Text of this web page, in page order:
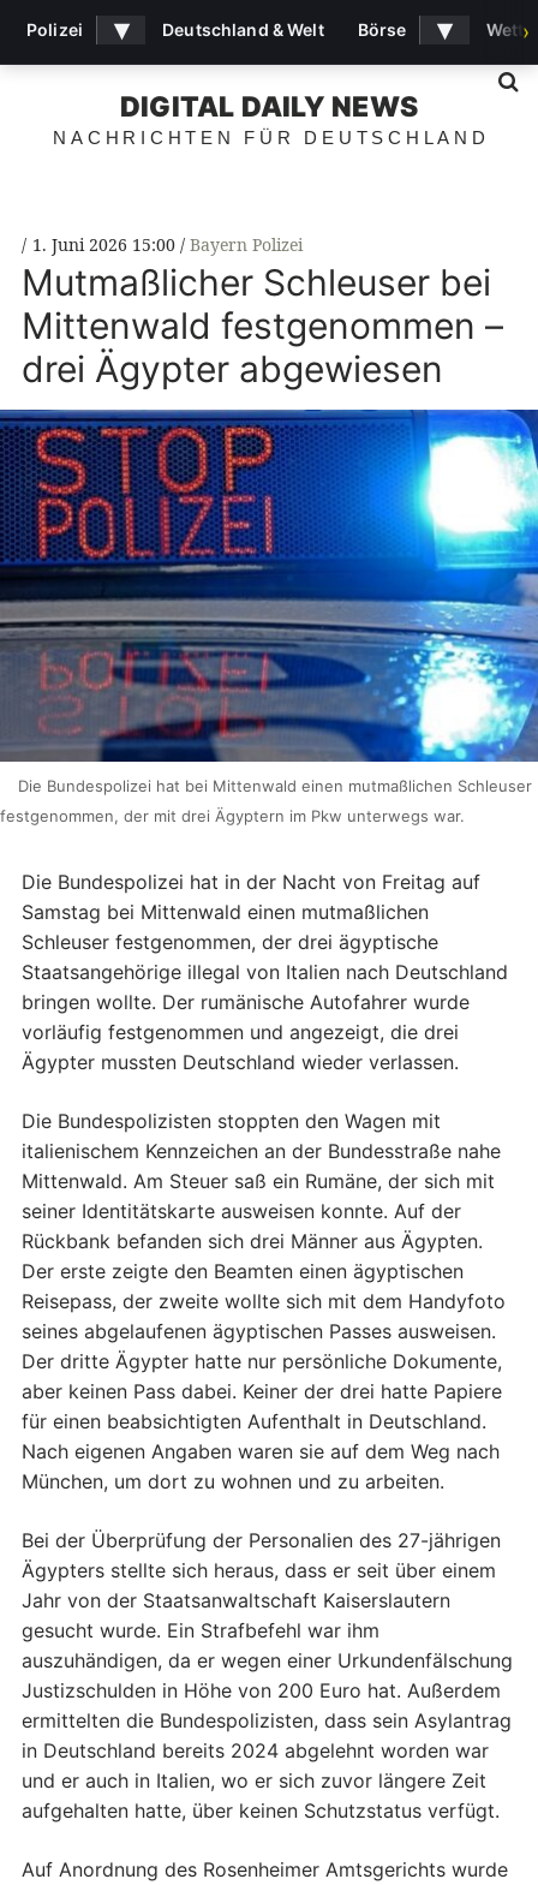
DIGITAL DAILY NEWS
NACHRICHTEN FÜR DEUTSCHLAND
1. Juni 2026 15:00 Bayern Polizei
Mutmaßlicher Schleuser bei
Mittenwald festgenommen –
drei Ägypter abgewiesen
Die Bundespolizei hat bei Mittenwald einen mutmaßlichen Schleuser
festgenommen, der mit drei Ägyptern im Pkw unterwegs war.
Die Bundespolizei hat in der Nacht von Freitag auf
Samstag bei Mittenwald einen mutmaßlichen
Schleuser festgenommen, der drei ägyptische
Staatsangehörige illegal von Italien nach Deutschland
bringen wollte. Der rumänische Autofahrer wurde
vorläufig festgenommen und angezeigt, die drei
Ägypter mussten Deutschland wieder verlassen.
Die Bundespolizisten stoppten den Wagen mit
italienischem Kennzeichen an der Bundesstraße nahe
Mittenwald. Am Steuer saß ein Rumäne, der sich mit
seiner Identitätskarte ausweisen konnte. Auf der
Rückbank befanden sich drei Männer aus Ägypten.
Der erste zeigte den Beamten einen ägyptischen
Reisepass, der zweite wollte sich mit dem Handyfoto
seines abgelaufenen ägyptischen Passes ausweisen.
Der dritte Ägypter hatte nur persönliche Dokumente,
aber keinen Pass dabei. Keiner der drei hatte Papiere
für einen beabsichtigten Aufenthalt in Deutschland.
Nach eigenen Angaben waren sie auf dem Weg nach
München, um dort zu wohnen und zu arbeiten.
Bei der Überprüfung der Personalien des 27-jährigen
Ägypters stellte sich heraus, dass er seit über einem
Jahr von der Staatsanwaltschaft Kaiserslautern
gesucht wurde. Ein Strafbefehl war ihm
auszuhändigen, da er wegen einer Urkundenfälschung
Justizschulden in Höhe von 200 Euro hat. Außerdem
ermittelten die Bundespolizisten, dass sein Asylantrag
in Deutschland bereits 2024 abgelehnt worden war
und er auch in Italien, wo er sich zuvor längere Zeit
aufgehalten hatte, über keinen Schutzstatus verfügt.
Auf Anordnung des Rosenheimer Amtsgerichts wurde
Polizei ▾ Deutschland & Welt Börse ▾ ›